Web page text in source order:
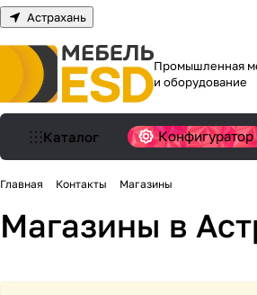
Астрахань
Промышленная
и оборудование
Каталог Конфигуратор
Главная Контакты Магазины
Магазины в